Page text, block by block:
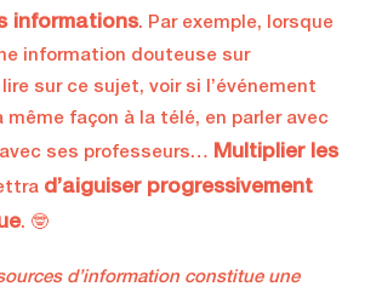
informations. Par exemple, lorsque
information douteuse sur
sur ce sujet, voir si l’événement
façon à la télé, en parler avec
ses professeurs… Multiplier les
d’aiguiser progressivement
. 🤓
d’information constitue une